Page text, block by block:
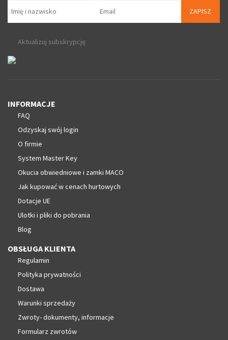
ZAPISZ
Aktualizuj subskrypcję
INFORMACJE
FAQ
Odzyskaj swój login
O firmie
System Master Key
Okucia obwiedniowe i zamki MACO
Jak kupować w cenach hurtowych
Dotacje UE
Ulotki i pliki do pobrania
Blog
OBSŁUGA KLIENTA
Regulamin
Polityka prywatności
Dostawa
Warunki sprzedaży
Zwroty- dokumenty, informacje
Formularz zwrotów